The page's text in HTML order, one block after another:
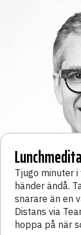
Tjugo minuter
händer ändå.
snarare än en
Distans via
hoppa på när